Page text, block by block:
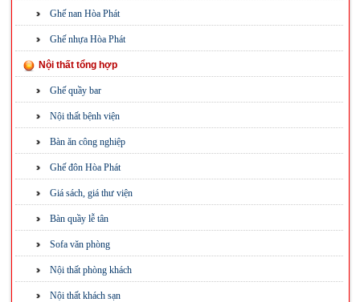
Ghế nan Hòa Phát
Ghế nhựa Hòa Phát
Nội thất tổng hợp
Ghế quầy bar
Nội thất bệnh viện
Bàn ăn công nghiệp
Ghế đôn Hòa Phát
Giá sách, giá thư viện
Bàn quầy lễ tân
Sofa văn phòng
Nội thất phòng khách
Nội thất khách sạn